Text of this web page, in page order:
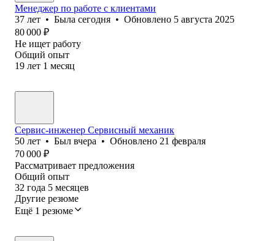
Менеджер по работе с клиентами
37 лет • Была сегодня • Обновлено 5 августа 2025
80 000 ₽
Не ищет работу
Общий опыт
19 лет 1 месяц
Сервис-инженер Сервисный механик
50 лет • Был вчера • Обновлено 21 февраля
70 000 ₽
Рассматривает предложения
Общий опыт
32 года 5 месяцев
Другие резюме
Ещё 1 резюме